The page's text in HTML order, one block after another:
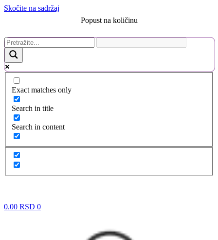
Skočite na sadržaj
Popust na količinu
Exact matches only
Search in title
Search in content
0.00 RSD 0